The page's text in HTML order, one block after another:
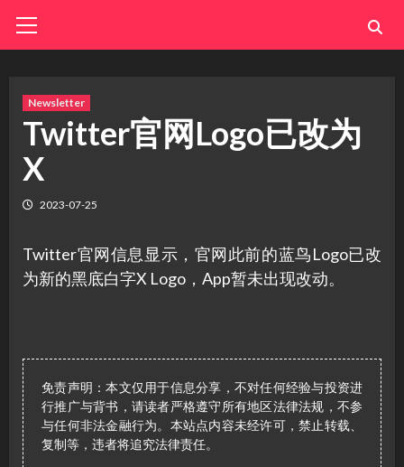
Menu
Newsletter
Twitter官网Logo已改为
X
2023-07-25
Twitter官网信息显示，官网此前的蓝鸟Logo已改
为新的黑底白字X Logo，App暂未出现改动。
免责声明：本文仅用于信息分享，不对任何经验与投资进
行推广与背书，请读者严格遵守所有地区法律法规，不参
与任何非法金融行为。本站点内容未经许可，禁止转载、
复制等，违者将追究法律责任。